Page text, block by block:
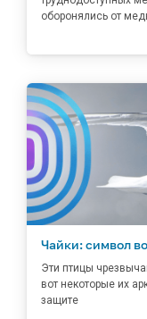
оборонялись от
Чайки: символ
Эти птицы
вот некоторые их
защите